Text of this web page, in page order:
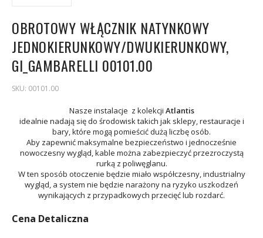
OBROTOWY WŁĄCZNIK NATYNKOWY
JEDNOKIERUNKOWY/DWUKIERUNKOWY,
GI_GAMBARELLI 00101.00
SKU: 00101.00
Nasze instalacje z kolekcji Atlantis
idealnie nadają się do środowisk takich jak sklepy, restauracje i
bary, które mogą pomieścić dużą liczbę osób.
Aby zapewnić maksymalne bezpieczeństwo i jednocześnie
nowoczesny wygląd, kable można zabezpieczyć przezroczystą
rurką z poliwęglanu.
W ten sposób otoczenie będzie miało współczesny, industrialny
wygląd, a system nie będzie narażony na ryzyko uszkodzeń
wynikających z przypadkowych przecięć lub rozdarć.
Cena Detaliczna